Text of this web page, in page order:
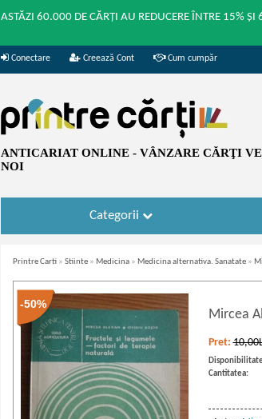
ASTĂZI 60.000 DE CĂRȚI AU REDUCERE ÎNTRE 15%
Conectare Creează Cont Cum cumpăr
ANTICARIAT ONLINE - VÂNZARE CĂRŢI
NOI
Categorii
Printre Carti » Stiinte » Medicina » Medicina alternativa. Sanatate »
-50%
Mircea
Pret:
Cantitatea: